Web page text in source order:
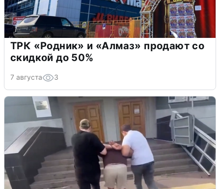
ТРК «Родник» и «Алмаз» продают со
скидкой до 50%
7 августа 3